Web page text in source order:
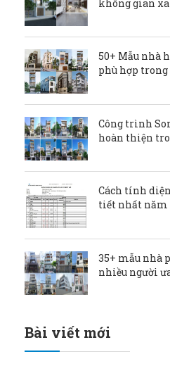
không gian
50+ Mẫu nhà
phù hợp trong
Công trình
hoàn thiện
Cách tính
tiết nhất năm
35+ mẫu nhà
nhiều người
Bài viết mới